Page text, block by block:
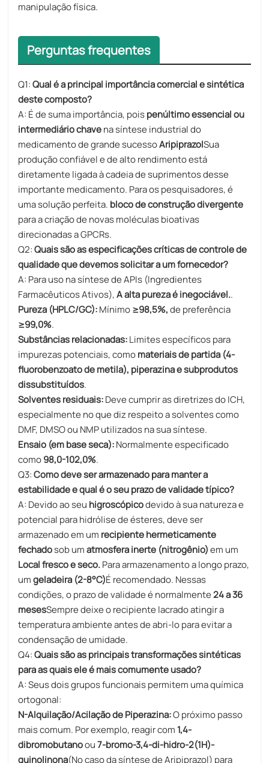
manipulação física.
Perguntas frequentes
Q1:Qual é a principal importância comercial e sintética
deste composto?
A: É de suma importância, poispenúltimo essencial ou
intermediário chave​na síntese industrial do
medicamento de grande sucessoAripiprazolSua
produção confiável e de alto rendimento está
diretamente ligada à cadeia de suprimentos desse
importante medicamento. Para os pesquisadores, é
uma solução perfeita. bloco de construção divergente
para a criação de novas moléculas bioativas
direcionadas a GPCRs.
Q2:Quais são as especificações críticas de controle de
qualidade que devemos solicitar a um fornecedor?
A: Para uso na síntese de APIs (Ingredientes
Farmacêuticos Ativos),A alta pureza é inegociável..
Pureza (HPLC/GC):Mínimo≥98,5%,de preferência
≥99,0%.
Substâncias relacionadas:Limites específicos para
impurezas potenciais, comomateriais de partida (4-
fluorobenzoato de metila), piperazina e subprodutos
dissubstituídos.
Solventes residuais:Deve cumprir as diretrizes do ICH,
especialmente no que diz respeito a solventes como
DMF, DMSO ou NMP utilizados na sua síntese.
Ensaio (em base seca):Normalmente especificado
como98,0-102,0%.
Q3:Como deve ser armazenado para manter a
estabilidade e qual é o seu prazo de validade típico?
A: Devido ao seu higroscópicodevido à sua natureza e
potencial para hidrólise de ésteres, deve ser
armazenado em um recipiente hermeticamente
fechadosob umatmosfera inerte (nitrogênio)em um
Local fresco e seco.Para armazenamento a longo prazo,
umgeladeira (2-8°C)É recomendado. Nessas
condições, o prazo de validade é normalmente24 a 36
mesesSempre deixe o recipiente lacrado atingir a
temperatura ambiente antes de abri-lo para evitar a
condensação de umidade.
Q4:Quais são as principais transformações sintéticas
para as quais ele é mais comumente usado?
A: Seus dois grupos funcionais permitem uma química
ortogonal:
N-Alquilação/Acilação de Piperazina:O próximo passo
mais comum. Por exemplo, reagir com 1,4-
dibromobutanoou7-bromo-3,4-di-hidro-2(1H)-
quinolinona(No caso da síntese de Aripiprazol) para